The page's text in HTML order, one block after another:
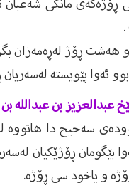
ڕۆژ لەڕەمەزان
ئەوا پێویستە
عبدالعزیز بن عبدالله
سەحیح دا هاتووە
بێگومان ڕۆژێکیان
و یاخود سی ڕۆژە.